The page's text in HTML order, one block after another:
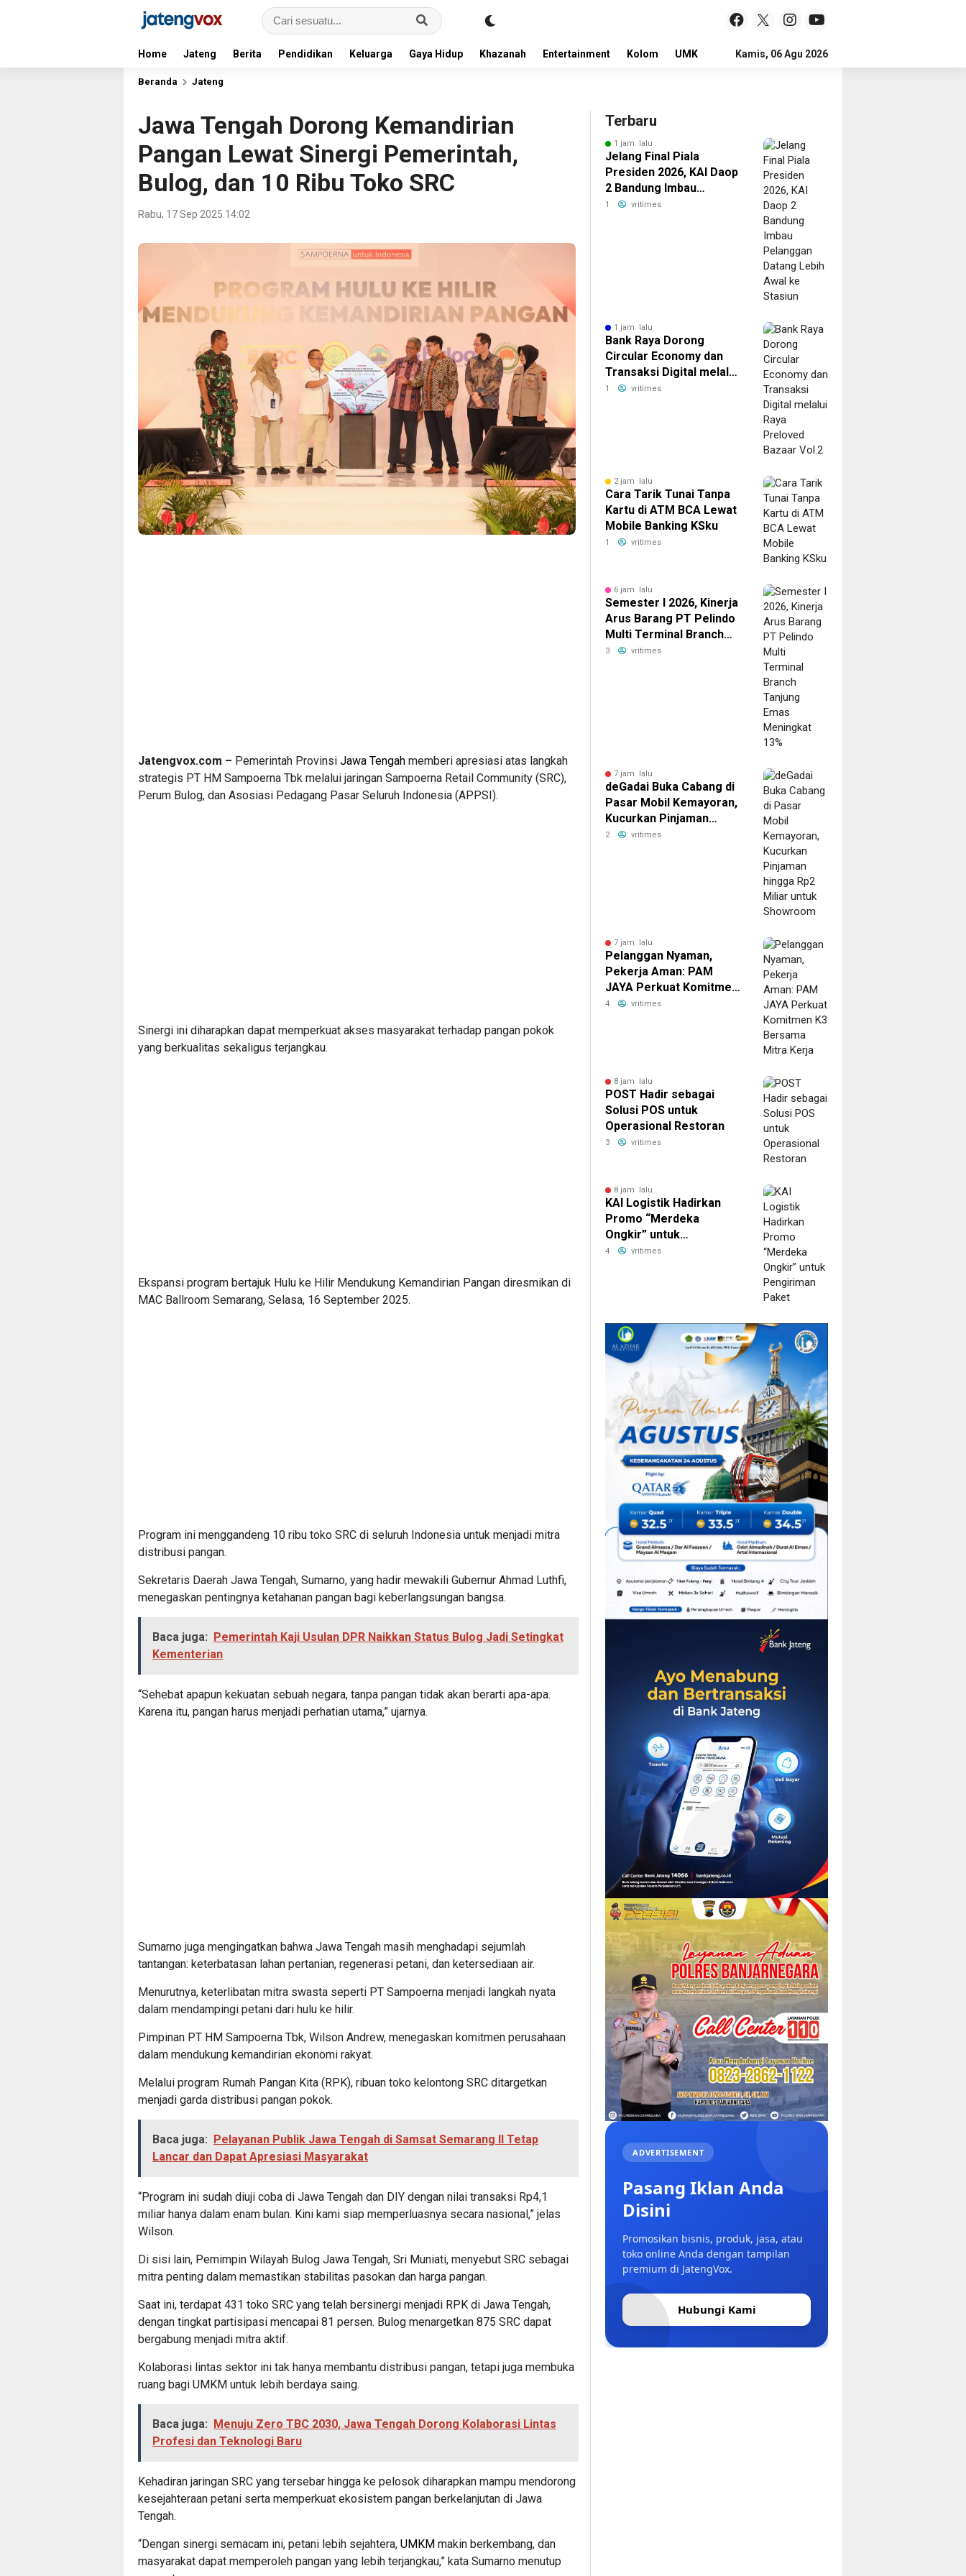
Home Jateng Berita Pendidikan Keluarga Gaya Hidup Khazanah Entertainment Kolom UMKM LOKER
Kamis, 06 Agu 2026
Beranda Jateng
Jawa Tengah Dorong Kemandirian
Pangan Lewat Sinergi Pemerintah,
Bulog, dan 10 Ribu Toko SRC
Rabu, 17 Sep 2025 14:02
Jatengvox.com – Pemerintah Provinsi Jawa Tengah memberi apresiasi atas langkah
strategis PT HM Sampoerna Tbk melalui jaringan Sampoerna Retail Community (SRC),
Perum Bulog, dan Asosiasi Pedagang Pasar Seluruh Indonesia (APPSI).
Sinergi ini diharapkan dapat memperkuat akses masyarakat terhadap pangan pokok
yang berkualitas sekaligus terjangkau.
Ekspansi program bertajuk Hulu ke Hilir Mendukung Kemandirian Pangan diresmikan di
MAC Ballroom Semarang, Selasa, 16 September 2025.
Program ini menggandeng 10 ribu toko SRC di seluruh Indonesia untuk menjadi mitra
distribusi pangan.
Sekretaris Daerah Jawa Tengah, Sumarno, yang hadir mewakili Gubernur Ahmad Luthfi,
menegaskan pentingnya ketahanan pangan bagi keberlangsungan bangsa.
Baca juga: Pemerintah Kaji Usulan DPR Naikkan Status Bulog Jadi Setingkat
Kementerian
“Sehebat apapun kekuatan sebuah negara, tanpa pangan tidak akan berarti apa-apa.
Karena itu, pangan harus menjadi perhatian utama,” ujarnya.
Sumarno juga mengingatkan bahwa Jawa Tengah masih menghadapi sejumlah
tantangan: keterbatasan lahan pertanian, regenerasi petani, dan ketersediaan air.
Menurutnya, keterlibatan mitra swasta seperti PT Sampoerna menjadi langkah nyata
dalam mendampingi petani dari hulu ke hilir.
Pimpinan PT HM Sampoerna Tbk, Wilson Andrew, menegaskan komitmen perusahaan
dalam mendukung kemandirian ekonomi rakyat.
Melalui program Rumah Pangan Kita (RPK), ribuan toko kelontong SRC ditargetkan
menjadi garda distribusi pangan pokok.
Baca juga: Pelayanan Publik Jawa Tengah di Samsat Semarang II Tetap
Lancar dan Dapat Apresiasi Masyarakat
“Program ini sudah diuji coba di Jawa Tengah dan DIY dengan nilai transaksi Rp4,1
miliar hanya dalam enam bulan. Kini kami siap memperluasnya secara nasional,” jelas
Wilson.
Di sisi lain, Pemimpin Wilayah Bulog Jawa Tengah, Sri Muniati, menyebut SRC sebagai
mitra penting dalam memastikan stabilitas pasokan dan harga pangan.
Saat ini, terdapat 431 toko SRC yang telah bersinergi menjadi RPK di Jawa Tengah,
dengan tingkat partisipasi mencapai 81 persen. Bulog menargetkan 875 SRC dapat
bergabung menjadi mitra aktif.
Kolaborasi lintas sektor ini tak hanya membantu distribusi pangan, tetapi juga membuka
ruang bagi UMKM untuk lebih berdaya saing.
Baca juga: Menuju Zero TBC 2030, Jawa Tengah Dorong Kolaborasi Lintas
Profesi dan Teknologi Baru
Kehadiran jaringan SRC yang tersebar hingga ke pelosok diharapkan mampu mendorong
kesejahteraan petani serta memperkuat ekosistem pangan berkelanjutan di Jawa
Tengah.
“Dengan sinergi semacam ini, petani lebih sejahtera, UMKM makin berkembang, dan
masyarakat dapat memperoleh pangan yang lebih terjangkau,” kata Sumarno menutup
Terbaru
1 jam lalu
Jelang Final Piala
Presiden 2026, KAI Daop
2 Bandung Imbau
Pelanggan Datang Lebih
1 vritimes
1 jam lalu
Bank Raya Dorong
Circular Economy dan
Transaksi Digital melalui
Raya Preloved Bazaar
1 vritimes
2 jam lalu
Cara Tarik Tunai Tanpa
Kartu di ATM BCA Lewat
Mobile Banking KSku
1 vritimes
6 jam lalu
Semester I 2026, Kinerja
Arus Barang PT Pelindo
Multi Terminal Branch
Tanjung Emas Meningkat
3 vritimes
7 jam lalu
deGadai Buka Cabang di
Pasar Mobil Kemayoran,
Kucurkan Pinjaman
hingga Rp2 Miliar untuk
2 vritimes
7 jam lalu
Pelanggan Nyaman,
Pekerja Aman: PAM
JAYA Perkuat Komitmen
K3 Bersama Mitra Kerja
4 vritimes
8 jam lalu
POST Hadir sebagai
Solusi POS untuk
Operasional Restoran
3 vritimes
8 jam lalu
KAI Logistik Hadirkan
Promo “Merdeka
Ongkir” untuk
Pengiriman Paket
4 vritimes
ADVERTISEMENT
Pasang Iklan Anda
Disini
Promosikan bisnis, produk, jasa, atau
toko online Anda dengan tampilan
premium di JatengVox.
Hubungi Kami